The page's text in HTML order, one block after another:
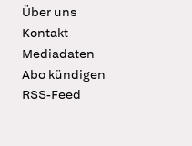
Über uns
Kontakt
Mediadaten
Abo kündigen
RSS-Feed